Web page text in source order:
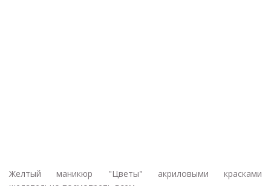
Желтый маникюр "Цветы" акриловыми красками